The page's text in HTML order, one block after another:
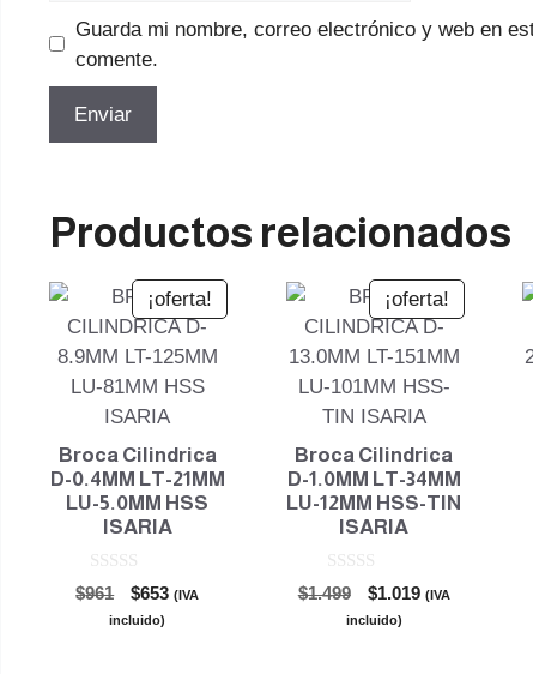
Guarda mi nombre, correo electrónico y web en
comente.
Productos relacionados
¡oferta!
Broca Cilindrica
D-0.4MM LT-21MM
LU-5.0MM HSS
ISARIA
0
d
$961
El
precio
$653El(IVA
incluido)
¡oferta!
Broca Cilindrica
D-1.0MM LT-34MM
LU-12MM HSS-TIN
ISARIA
0
d
$1.499
El
precio
$1.019El(IVA
incluido)